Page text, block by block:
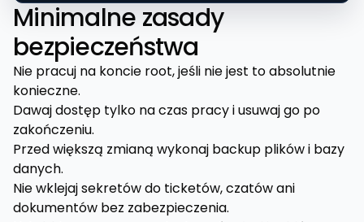
Minimalne zasady
bezpieczeństwa
Nie pracuj na koncie root, jeśli nie jest to absolutnie
konieczne.
Dawaj dostęp tylko na czas pracy i usuwaj go po
zakończeniu.
Przed większą zmianą wykonaj backup plików i bazy
danych.
Nie wklejaj sekretów do ticketów, czatów ani
dokumentów bez zabezpieczenia.